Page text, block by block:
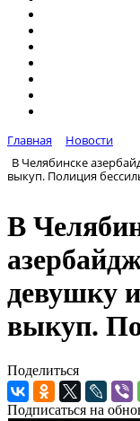
Главная
Новости
В Челябинске
выкуп. Полиция
В
девушку
выкуп.
Поделиться
Подписаться на